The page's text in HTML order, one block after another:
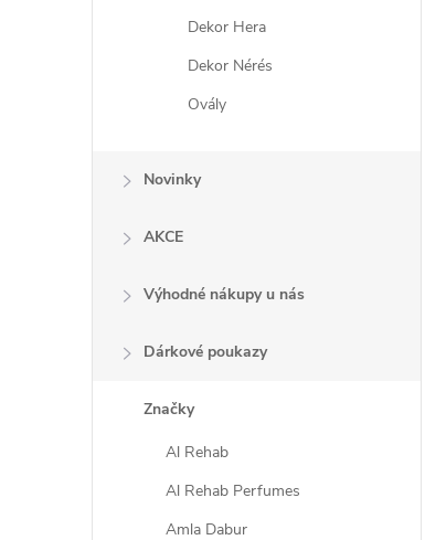
Dekor Hera
Dekor Nérés
Ovály
Novinky
AKCE
Výhodné nákupy u nás
Dárkové poukazy
Značky
Al Rehab
Al Rehab Perfumes
Amla Dabur